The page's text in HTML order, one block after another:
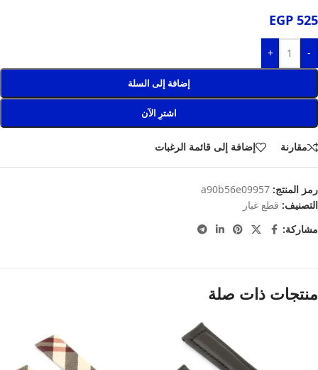
EGP 525
-
+
إضافة إلى السلة
اشترِ الآن
مقارنة إضافة إلى قائمة الرغبات
رمز المنتج: a90b56e09957
التصنيف: قطع غيار
مشاركة:
منتجات ذات صلة